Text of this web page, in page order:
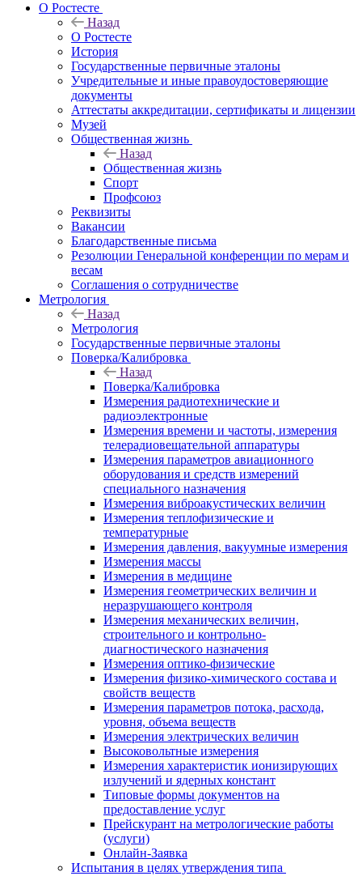
О Ростесте
Назад
О Ростесте
История
Государственные первичные эталоны
Учредительные и иные правоудостоверяющие
документы
Аттестаты аккредитации, сертификаты и лицензии
Музей
Общественная жизнь
Назад
Общественная жизнь
Спорт
Профсоюз
Реквизиты
Вакансии
Благодарственные письма
Резолюции Генеральной конференции по мерам и
весам
Соглашения о сотрудничестве
Метрология
Назад
Метрология
Государственные первичные эталоны
Поверка/Калибровка
Назад
Поверка/Калибровка
Измерения радиотехнические и
радиоэлектронные
Измерения времени и частоты, измерения
телерадиовещательной аппаратуры
Измерения параметров авиационного
оборудования и средств измерений
специального назначения
Измерения виброакустических величин
Измерения теплофизические и
температурные
Измерения давления, вакуумные измерения
Измерения массы
Измерения в медицине
Измерения геометрических величин и
неразрушающего контроля
Измерения механических величин,
строительного и контрольно-
диагностического назначения
Измерения оптико-физические
Измерения физико-химического состава и
свойств веществ
Измерения параметров потока, расхода,
уровня, объема веществ
Измерения электрических величин
Высоковольтные измерения
Измерения характеристик ионизирующих
излучений и ядерных констант
Типовые формы документов на
предоставление услуг
Прейскурант на метрологические работы
(услуги)
Онлайн-Заявка
Испытания в целях утверждения типа